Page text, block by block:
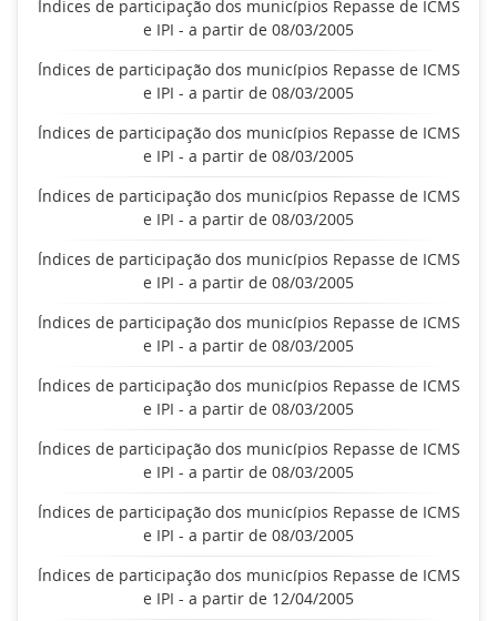
Índices de participação dos municípios Repasse de ICMS
e IPI - a partir de 08/03/2005
Índices de participação dos municípios Repasse de ICMS
e IPI - a partir de 08/03/2005
Índices de participação dos municípios Repasse de ICMS
e IPI - a partir de 08/03/2005
Índices de participação dos municípios Repasse de ICMS
e IPI - a partir de 08/03/2005
Índices de participação dos municípios Repasse de ICMS
e IPI - a partir de 08/03/2005
Índices de participação dos municípios Repasse de ICMS
e IPI - a partir de 08/03/2005
Índices de participação dos municípios Repasse de ICMS
e IPI - a partir de 08/03/2005
Índices de participação dos municípios Repasse de ICMS
e IPI - a partir de 08/03/2005
Índices de participação dos municípios Repasse de ICMS
e IPI - a partir de 08/03/2005
Índices de participação dos municípios Repasse de ICMS
e IPI - a partir de 12/04/2005